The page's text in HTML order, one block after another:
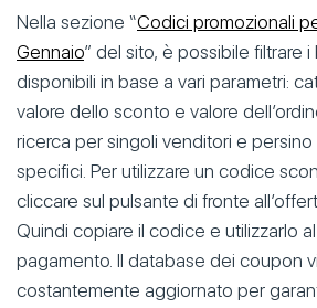
Nella sezione “Codici promozionali
Gennaio” del sito, è possibile filtrare
disponibili in base a vari parametri:
valore dello sconto e valore
ricerca per singoli venditori e
specifici. Per utilizzare un codice
cliccare sul pulsante di fronte
Quindi copiare il codice e utilizzarlo
pagamento. Il database dei coupon
costantemente aggiornato per